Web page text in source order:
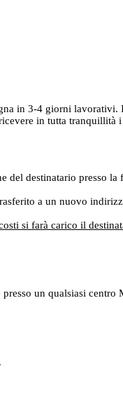
in 3-4 giorni
in tutta tranquillità
del destinatario presso
a un nuovo
si farà carico il
un qualsiasi centro
.